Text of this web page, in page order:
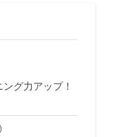
グ力アップ！